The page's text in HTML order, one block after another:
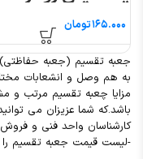
الکان تومان
جعبه تقسیم (جعبه
به هم وصل و انشعابات
مزايا چعبه تقسيم مرتب و
باشد.که شما عزيزان می
کارشناسان واحد فنی و
-لیست قیمت جعبه تقسيم را